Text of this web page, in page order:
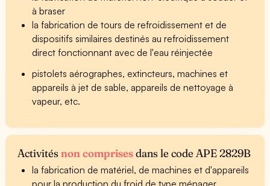
à braser
la fabrication de tours de refroidissement et de
dispositifs similaires destinés au refroidissement
direct fonctionnant avec de l'eau réinjectée
pistolets aérographes, extincteurs, machines et
appareils à jet de sable, appareils de nettoyage à
vapeur, etc.
Activitésnon comprisesdans le code APE 2829B
la fabrication de matériel, de machines et d'appareils
pour la production du froid de type ménager